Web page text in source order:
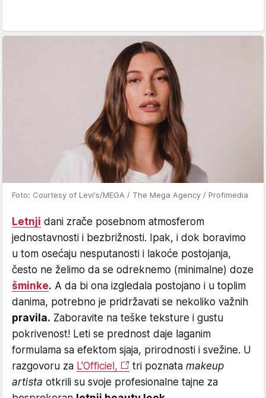
Foto: Courtesy of Levi's/MEGA / The Mega Agency / Profimedia
Letnji dani zrače posebnom atmosferom
jednostavnosti i bezbrižnosti. Ipak, i dok boravimo
u tom osećaju nesputanosti i lakoće postojanja,
često ne želimo da se odreknemo (minimalne) doze
šminke. A da bi ona izgledala postojano i u toplim
danima, potrebno je pridržavati se nekoliko važnih
pravila. Zaboravite na teške teksture i gustu
pokrivenost! Leti se prednost daje laganim
formulama sa efektom sjaja, prirodnosti i svežine. U
razgovoru za L'Officiel, tri poznata makeup
artista otkrili su svoje profesionalne tajne za